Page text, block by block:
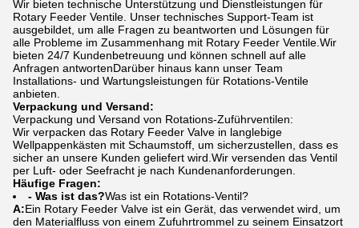
Wir bieten technische Unterstützung und Dienstleistungen für
Rotary Feeder Ventile. Unser technisches Support-Team ist
ausgebildet, um alle Fragen zu beantworten und Lösungen für
alle Probleme im Zusammenhang mit Rotary Feeder Ventile.Wir
bieten 24/7 Kundenbetreuung und können schnell auf alle
Anfragen antwortenDarüber hinaus kann unser Team
Installations- und Wartungsleistungen für Rotations-Ventile
anbieten.
Verpackung und Versand:
Verpackung und Versand von Rotations-Zuführventilen:
Wir verpacken das Rotary Feeder Valve in langlebige
Wellpappenkästen mit Schaumstoff, um sicherzustellen, dass es
sicher an unsere Kunden geliefert wird.Wir versenden das Ventil
per Luft- oder Seefracht je nach Kundenanforderungen.
Häufige Fragen:
- Was ist das?Was ist ein Rotations-Ventil?
A:Ein Rotary Feeder Valve ist ein Gerät, das verwendet wird, um
den Materialfluss von einem Zufuhrtrommel zu seinem Einsatzort